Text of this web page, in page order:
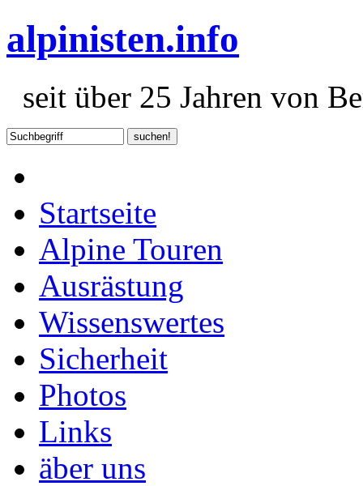
alpinisten.info
seit über 25 Jahren von
Startseite
Alpine Touren
Ausrästung
Wissenswertes
Sicherheit
Photos
Links
äber uns